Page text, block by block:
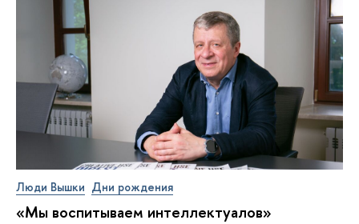
Люди Вышки Дни рождения
«Мы воспитываем интеллектуалов»